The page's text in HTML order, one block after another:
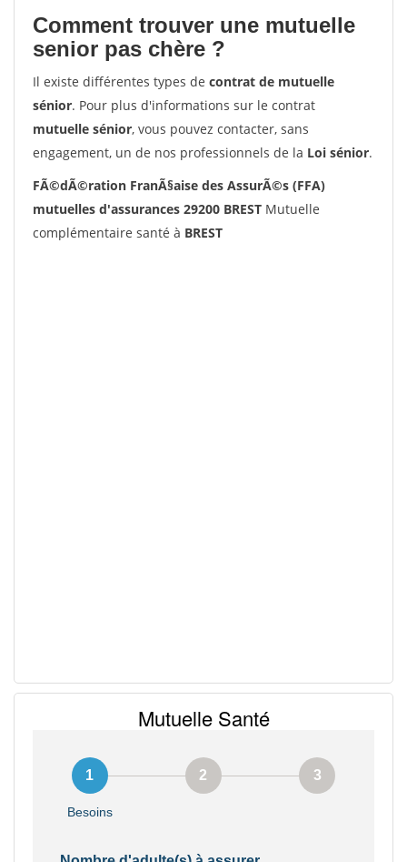
Comment trouver une mutuelle
senior pas chère ?
Il existe différentes types de contrat de mutuelle
sénior. Pour plus d'informations sur le contrat
mutuelle sénior, vous pouvez contacter, sans
engagement, un de nos professionnels de la Loi sénior.
FÃ©dÃ©ration FranÃ§aise des AssurÃ©s (FFA)
mutuelles d'assurances 29200 BREST Mutuelle
complémentaire santé à BREST